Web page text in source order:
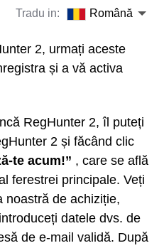
Tradu in: Română
2, urmați aceste
și a vă activa
RegHunter 2, îl puteți
2 și făcând clic
te acum!” , care se află
ferestrei principale. Veți
noastră de achiziție,
datele dvs. de
de e-mail validă. După